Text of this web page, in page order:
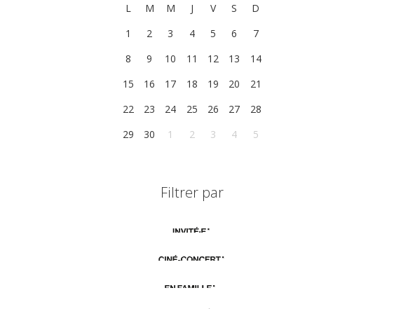
L M M J V S
D
1
2 3 4 5 6
7
8
9 10 11 12 13
14
15
16 17 18 19 20
21
22
23 24 25 26 27
28
29
30 1 2 3 4 5
Filtrer par